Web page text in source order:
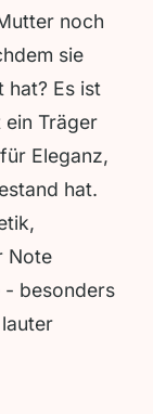
noch
sie
Es ist
Träger
Eleganz,
hat.
Note
- besonders